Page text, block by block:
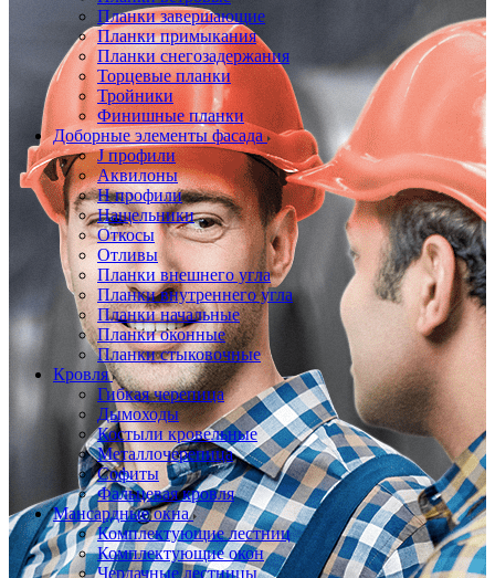
Планки завершающие
Планки примыкания
Планки снегозадержания
Торцевые планки
Тройники
Финишные планки
Доборные элементы фасада
J профили
Аквилоны
Н профили
Нащельники
Откосы
Отливы
Планки внешнего угла
Планки внутреннего угла
Планки начальные
Планки оконные
Планки стыковочные
Кровля
Гибкая черепица
Дымоходы
Костыли кровельные
Металлочерепица
Софиты
Фальцевая кровля
Мансардные окна
Комплектующие лестниц
Комплектующие окон
Чердачные лестницы